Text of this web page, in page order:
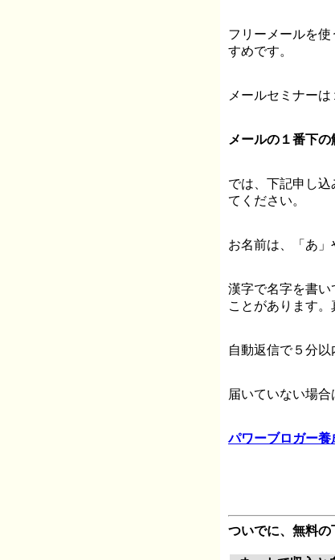
フリーメールを
すめです。
メールセミナー
メールの１番下
では、下記申し
てください。
お名前は、「あ」
漢字で名字を書
ことがあります。
自動返信で５分
届いていない場合
パワーブロガー養
ついでに、無料の